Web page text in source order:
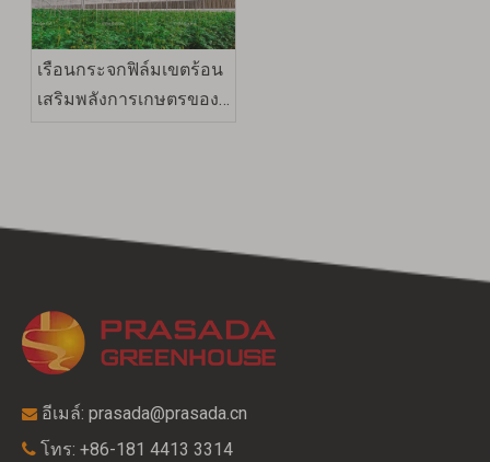
เรือนกระจกฟิล์มเขตร้อน
เสริมพลังการเกษตรของ
 อีเมล์: prasada@prasada.cn
 โทร: +86-181 4413 3314